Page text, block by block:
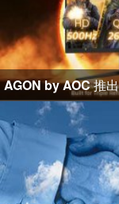
AGON by AOC 推
Refresh Rate 電競